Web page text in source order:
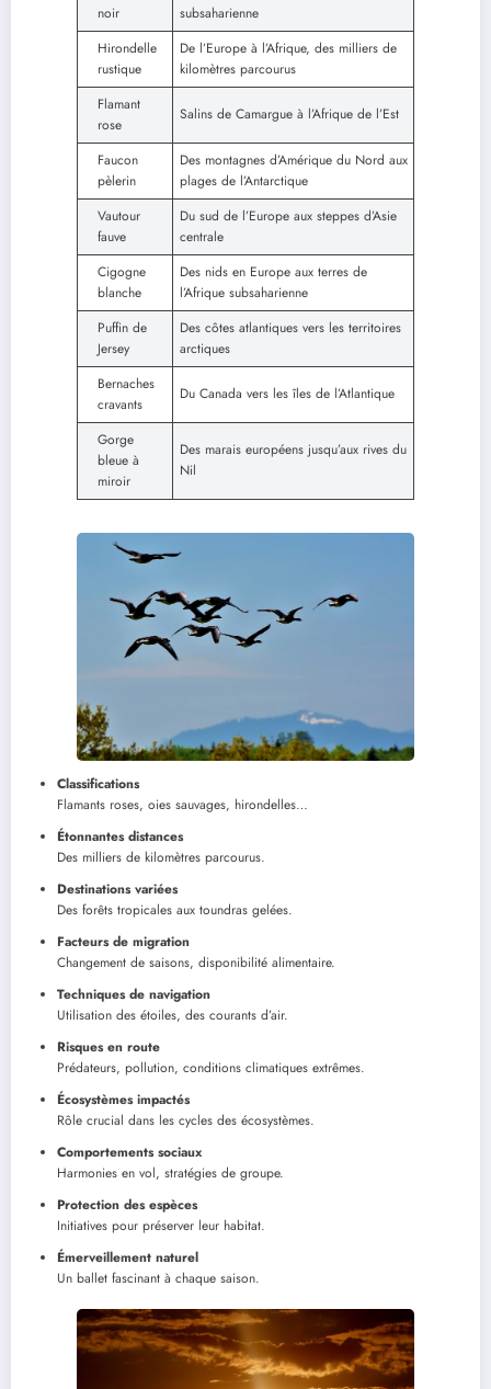
noir
subsaharienne
Hirondelle
rustique
De l’Europe à l’Afrique, des milliers de
kilomètres parcourus
Flamant
rose
Salins de Camargue à l’Afrique de l’Est
Faucon
pèlerin
Des montagnes d’Amérique du Nord aux
plages de l’Antarctique
Vautour
fauve
Du sud de l’Europe aux steppes d’Asie
centrale
Cigogne
blanche
Des nids en Europe aux terres de
l’Afrique subsaharienne
Puffin de
Jersey
Des côtes atlantiques vers les territoires
arctiques
Bernaches
cravants
Du Canada vers les îles de l’Atlantique
Gorge
bleue à
miroir
Des marais européens jusqu’aux rives du
Nil
Classifications
Flamants roses, oies sauvages, hirondelles…
Étonnantes distances
Des milliers de kilomètres parcourus.
Destinations variées
Des forêts tropicales aux toundras gelées.
Facteurs de migration
Changement de saisons, disponibilité alimentaire.
Techniques de navigation
Utilisation des étoiles, des courants d’air.
Risques en route
Prédateurs, pollution, conditions climatiques extrêmes.
Écosystèmes impactés
Rôle crucial dans les cycles des écosystèmes.
Comportements sociaux
Harmonies en vol, stratégies de groupe.
Protection des espèces
Initiatives pour préserver leur habitat.
Émerveillement naturel
Un ballet fascinant à chaque saison.